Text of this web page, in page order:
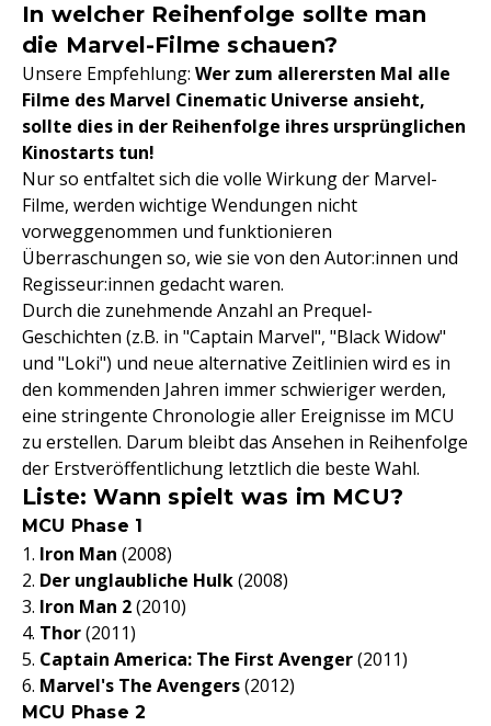
In welcher Reihenfolge sollte man
die Marvel-Filme schauen?
Unsere Empfehlung: Wer zum allerersten Mal alle
Filme des Marvel Cinematic Universe ansieht,
sollte dies in der Reihenfolge ihres ursprünglichen
Kinostarts tun!
Nur so entfaltet sich die volle Wirkung der Marvel-
Filme, werden wichtige Wendungen nicht
vorweggenommen und funktionieren
Überraschungen so, wie sie von den Autor:innen und
Regisseur:innen gedacht waren.
Durch die zunehmende Anzahl an Prequel-
Geschichten (z.B. in "Captain Marvel", "Black Widow"
und "Loki") und neue alternative Zeitlinien wird es in
den kommenden Jahren immer schwieriger werden,
eine stringente Chronologie aller Ereignisse im MCU
zu erstellen. Darum bleibt das Ansehen in Reihenfolge
der Erstveröffentlichung letztlich die beste Wahl.
Liste: Wann spielt was im MCU?
MCU Phase 1
1. Iron Man (2008)
2. Der unglaubliche Hulk(2008)
3. Iron Man 2(2010)
4. Thor(2011)
5. Captain America: The First Avenger(2011)
6. Marvel's The Avengers(2012)
MCU Phase 2